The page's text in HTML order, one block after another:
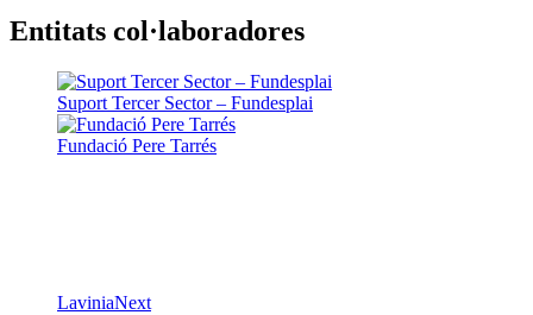
Entitats col·laboradores
Suport Tercer Sector – Fundesplai
Fundació Pere Tarrés
LaviniaNext